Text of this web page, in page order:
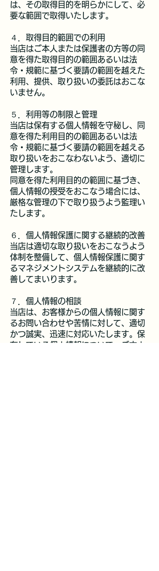
は、その取得目的を明らかにして、必
要な範囲で取得いたします。
４．取得目的範囲での利用
当店はご本人または保護者の方等の同
意を得た取得目的の範囲あるいは法
令・規範に基づく要請の範囲を越えた
利用、提供、取り扱いの委託はおこな
いません。
５．利用等の制限と管理
当店は保有する個人情報を守秘し、同
意を得た利用目的の範囲あるいは法
令・規範に基づく要請の範囲を越える
取り扱いをおこなわないよう、適切に
管理します。
同意を得た利用目的の範囲に基づき、
個人情報の授受をおこなう場合には、
厳格な管理の下で取り扱うよう監理い
たします。
６．個人情報保護に関する継続的改善
当店は適切な取り扱いをおこなうよう
体制を整備して、個人情報保護に関す
るマネジメントシステムを継続的に改
善してまいります。
７．個人情報の相談
当店は、お客様からの個人情報に関す
るお問い合わせや苦情に対して、適切
かつ誠実、迅速に対応いたします。保
有している個人情報について、ご本人